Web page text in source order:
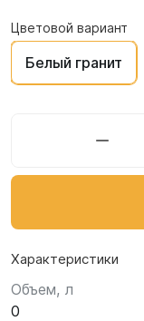
Цветовой вариант
Белый гранит
Характеристики
Объем, л
0